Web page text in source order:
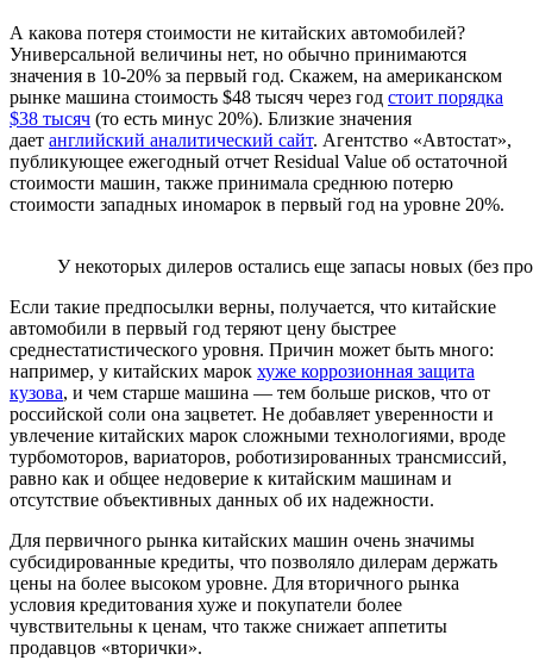
А какова потеря стоимости не китайских автомобилей?
Универсальной величины нет, но обычно принимаются
значения в 10-20% за первый год. Скажем, на американском
рынке машина стоимость $48 тысяч через год стоит порядка
$38 тысяч (то есть минус 20%). Близкие значения
дает английский аналитический сайт. Агентство «Автостат»,
публикующее ежегодный отчет Residual Value об остаточной
стоимости машин, также принимала среднюю потерю
стоимости западных иномарок в первый год на уровне 20%.
У некоторых дилеров остались еще запасы новых (без
Если такие предпосылки верны, получается, что китайские
автомобили в первый год теряют цену быстрее
среднестатистического уровня. Причин может быть много:
например, у китайских марок хуже коррозионная защита
кузова, и чем старше машина — тем больше рисков, что от
российской соли она зацветет. Не добавляет уверенности и
увлечение китайских марок сложными технологиями, вроде
турбомоторов, вариаторов, роботизированных трансмиссий,
равно как и общее недоверие к китайским машинам и
отсутствие объективных данных об их надежности.
Для первичного рынка китайских машин очень значимы
субсидированные кредиты, что позволяло дилерам держать
цены на более высоком уровне. Для вторичного рынка
условия кредитования хуже и покупатели более
чувствительны к ценам, что также снижает аппетиты
продавцов «вторички».